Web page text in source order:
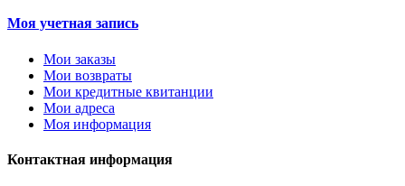
Моя учетная запись
Мои заказы
Мои возвраты
Мои кредитные квитанции
Мои адреса
Моя информация
Контактная информация